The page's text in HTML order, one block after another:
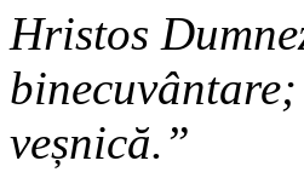
Hristos
veșnică.”